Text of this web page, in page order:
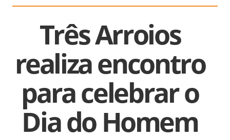
Três Arroios
realiza encontro
para celebrar o
Dia do Homem